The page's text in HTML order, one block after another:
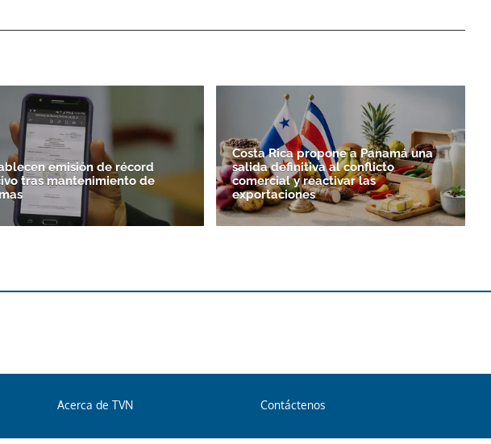
emisión de récord
tras mantenimiento de
Costa Rica propone a Panamá una
salida definitiva al conflicto
comercial y reactivar las
exportaciones
Acerca de TVN Contáctenos